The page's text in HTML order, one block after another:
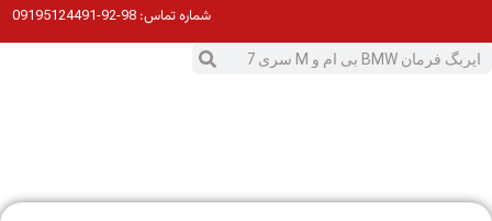
شماره تماس:98-92-09195124491